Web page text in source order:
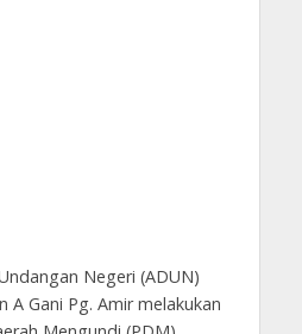
Negeri (ADUN)
A Gani Pg. Amir melakukan